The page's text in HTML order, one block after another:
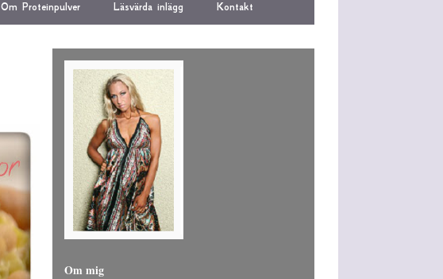
Om Proteinpulver Läsvärda inlägg Kontakt
Om mig